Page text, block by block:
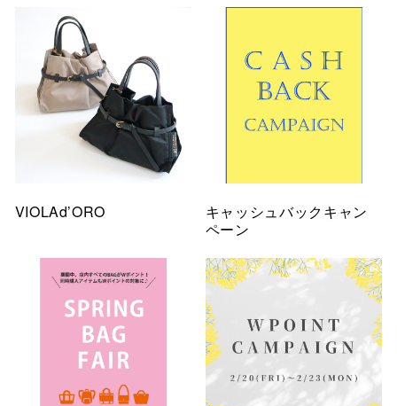
VIOLAd’ORO
キャッシュバックキャン
ペーン